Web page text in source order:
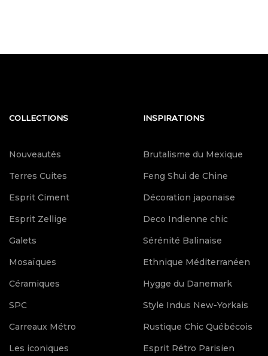
COLLECTIONS
Nouveautés
Terres Cuites
Esprit Ciment
Esprit Zellige
Galets
Mosaïques
Céramiques
SPC
Carreaux Métro
Les iconiques
INSPIRATIONS
Brutalisme du Mexique
Feng Shui de Chine
Décoration japonaise
Deco Indienne chic
Sérénité Balinaise
Ethnique Méditerranéen
Hygge du Danemark
Style Indus New-Yorkais
Rustique Chic Québécois
Esprit Rétro Parisien